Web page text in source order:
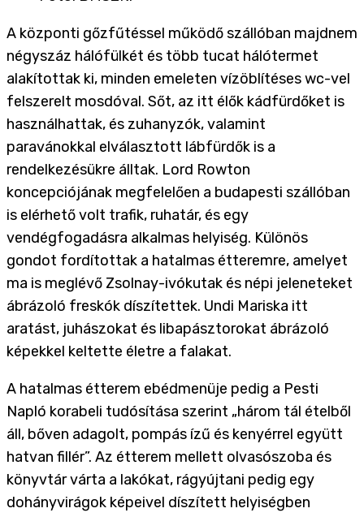
A központi gőzfűtéssel működő szállóban majdnem
négyszáz hálófülkét és több tucat hálótermet
alakítottak ki, minden emeleten vízöblítéses wc-vel
felszerelt mosdóval. Sőt, az itt élők kádfürdőket is
használhattak, és zuhanyzók, valamint
paravánokkal elválasztott lábfürdők is a
rendelkezésükre álltak. Lord Rowton
koncepciójának megfelelően a budapesti szállóban
is elérhető volt trafik, ruhatár, és egy
vendégfogadásra alkalmas helyiség. Különös
gondot fordítottak a hatalmas étteremre, amelyet
ma is meglévő Zsolnay-ivókutak és népi jeleneteket
ábrázoló freskók díszítettek. Undi Mariska itt
aratást, juhászokat és libapásztorokat ábrázoló
képekkel keltette életre a falakat.
A hatalmas étterem ebédmenüje pedig a Pesti
Napló korabeli tudósítása szerint „három tál ételből
áll, bőven adagolt, pompás ízű és kenyérrel együtt
hatvan fillér”. Az étterem mellett olvasószoba és
könyvtár várta a lakókat, rágyújtani pedig egy
dohányvirágok képeivel díszített helyiségben